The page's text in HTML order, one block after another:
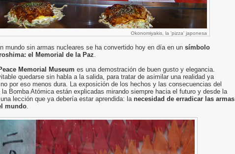
Okonomiyakis, la 'pizza' japonesa
mundo sin armas nucleares se ha convertido hoy en día en un símbolo
el Memorial de la Paz.
Memorial Museum es una demostración de buen gusto y elegancia.
quedarse sin habla a la salida, para tratar de asimilar una realidad ya
por eso menos dura. La exposición de los hechos y las consecuencias del
la Bomba Atómica están explicadas mirando siempre hacia el futuro y desde la
lección que ya debería estar aprendida: la necesidad de erradicar las armas
mundo.